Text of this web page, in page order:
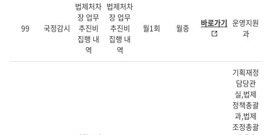
99 국정감시
법제처차
장 업무
추진비
집행 내
역
법제처차
장 업무
추진비
집행 내
역
월1회 월중 바로가기 운영지원
과
기획재정
담당관
실,법제
정책총괄
과,법제
조정총괄